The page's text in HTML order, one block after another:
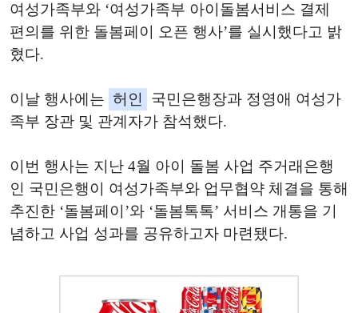
여성가족부와 ‘여성가족부 아이돌봄서비스 결제
편의를 위한 돌봄페이 오픈 행사’를 실시했다고 밝
혔다.
이날 행사에는 허인
국민은행장과 정영애 여성가
족부 장관 및 관계자가 참석했다.
이번 행사는 지난 4월 아이 돌봄 사업 주거래은행
인 국민은행이 여성가족부와 업무협약 체결을 통해
추진한 ‘돌봄페이’와 ‘돌봄톡톡’ 서비스 개통을 기
념하고 사업 성과를 공유하고자 마련됐다.